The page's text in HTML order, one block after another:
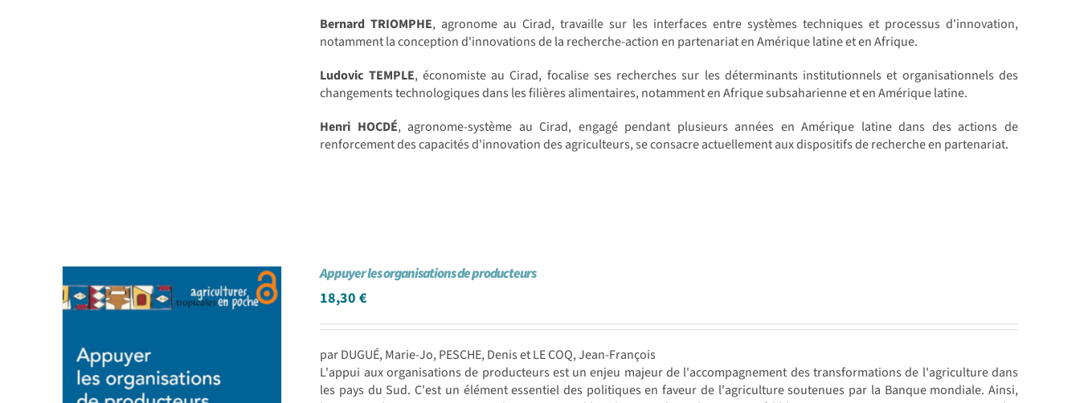
Bernard TRIOMPHE, agronome au Cirad, travaille sur les interfaces entre systèmes techniques et processus d'innovation,
notamment la conception d'innovations de la recherche-action en partenariat en Amérique latine et en Afrique.
Ludovic TEMPLE, économiste au Cirad, focalise ses recherches sur les déterminants institutionnels et organisationnels des
changements technologiques dans les filières alimentaires, notamment en Afrique subsaharienne et en Amérique latine.
Henri HOCDÉ, agronome-système au Cirad, engagé pendant plusieurs années en Amérique latine dans des actions de
renforcement des capacités d'innovation des agriculteurs, se consacre actuellement aux dispositifs de recherche en partenariat.
Appuyer les organisations de producteurs
18,30€
par DUGUÉ, Marie-Jo, PESCHE, Denis et LE COQ, Jean-François
L'appui aux organisations de producteurs est un enjeu majeur de l'accompagnement des transformations de l'agriculture dans
les pays du Sud. C'est un élément essentiel des politiques en faveur de l'agriculture soutenues par la Banque mondiale. Ainsi,